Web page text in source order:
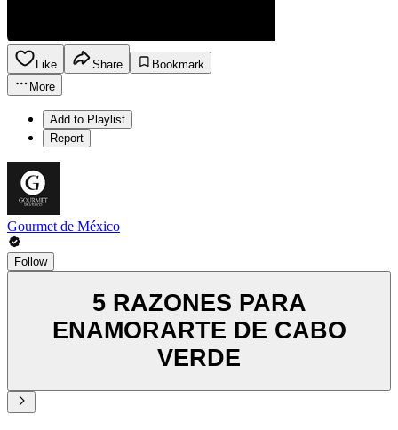
Like Share
Bookmark
More
Add to Playlist
Report
Gourmet de México
Follow
5 RAZONES PARA
ENAMORARTE DE CABO
VERDE